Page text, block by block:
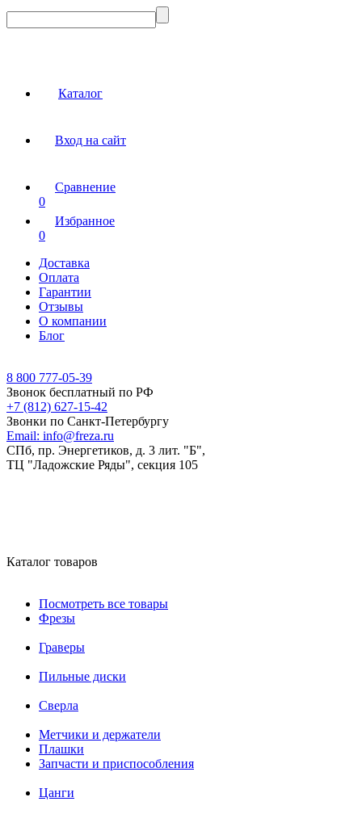
Каталог
Вход на сайт
Сравнение
0
Избранное
0
Доставка
Оплата
Гарантии
Отзывы
О компании
Блог
8 800 777-05-39
Звонок бесплатный по РФ
+7 (812) 627-15-42
Звонки по Санкт-Петербургу
Email: info@freza.ru
СПб, пр. Энергетиков, д. 3 лит. "Б",
ТЦ "Ладожские Ряды", секция 105
Каталог товаров
Посмотреть все товары
Фрезы
Граверы
Пильные диски
Сверла
Метчики и держатели
Плашки
Запчасти и приспособления
Цанги